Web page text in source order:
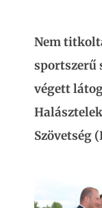
Nem
sportszerű
végett
Szövetség